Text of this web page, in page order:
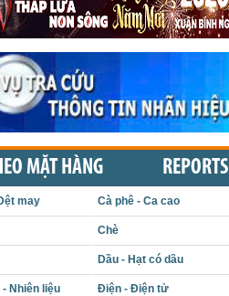
MẶT HÀNG REPORTS
may Cà phê - Ca cao
Chè
Dầu - Hạt có dầu
- Nhiên liệu Điện - Điện tử